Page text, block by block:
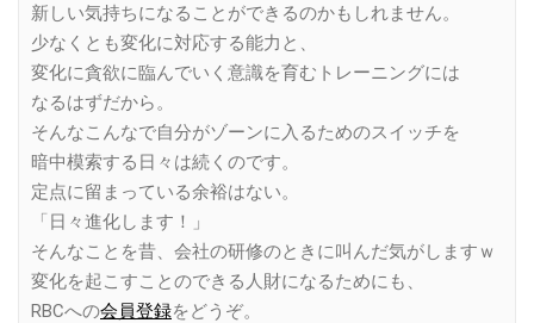
新しい気持ちになることができるのかもしれません。
少なくとも変化に対応する能力と、
変化に貪欲に臨んでいく意識を育むトレーニングには
なるはずだから。
そんなこんなで自分がゾーンに入るためのスイッチを
暗中模索する日々は続くのです。
定点に留まっている余裕はない。
「日々進化します！」
そんなことを昔、会社の研修のときに叫んだ気がしますｗ
変化を起こすことのできる人財になるためにも、
RBCへの会員登録をどうぞ。